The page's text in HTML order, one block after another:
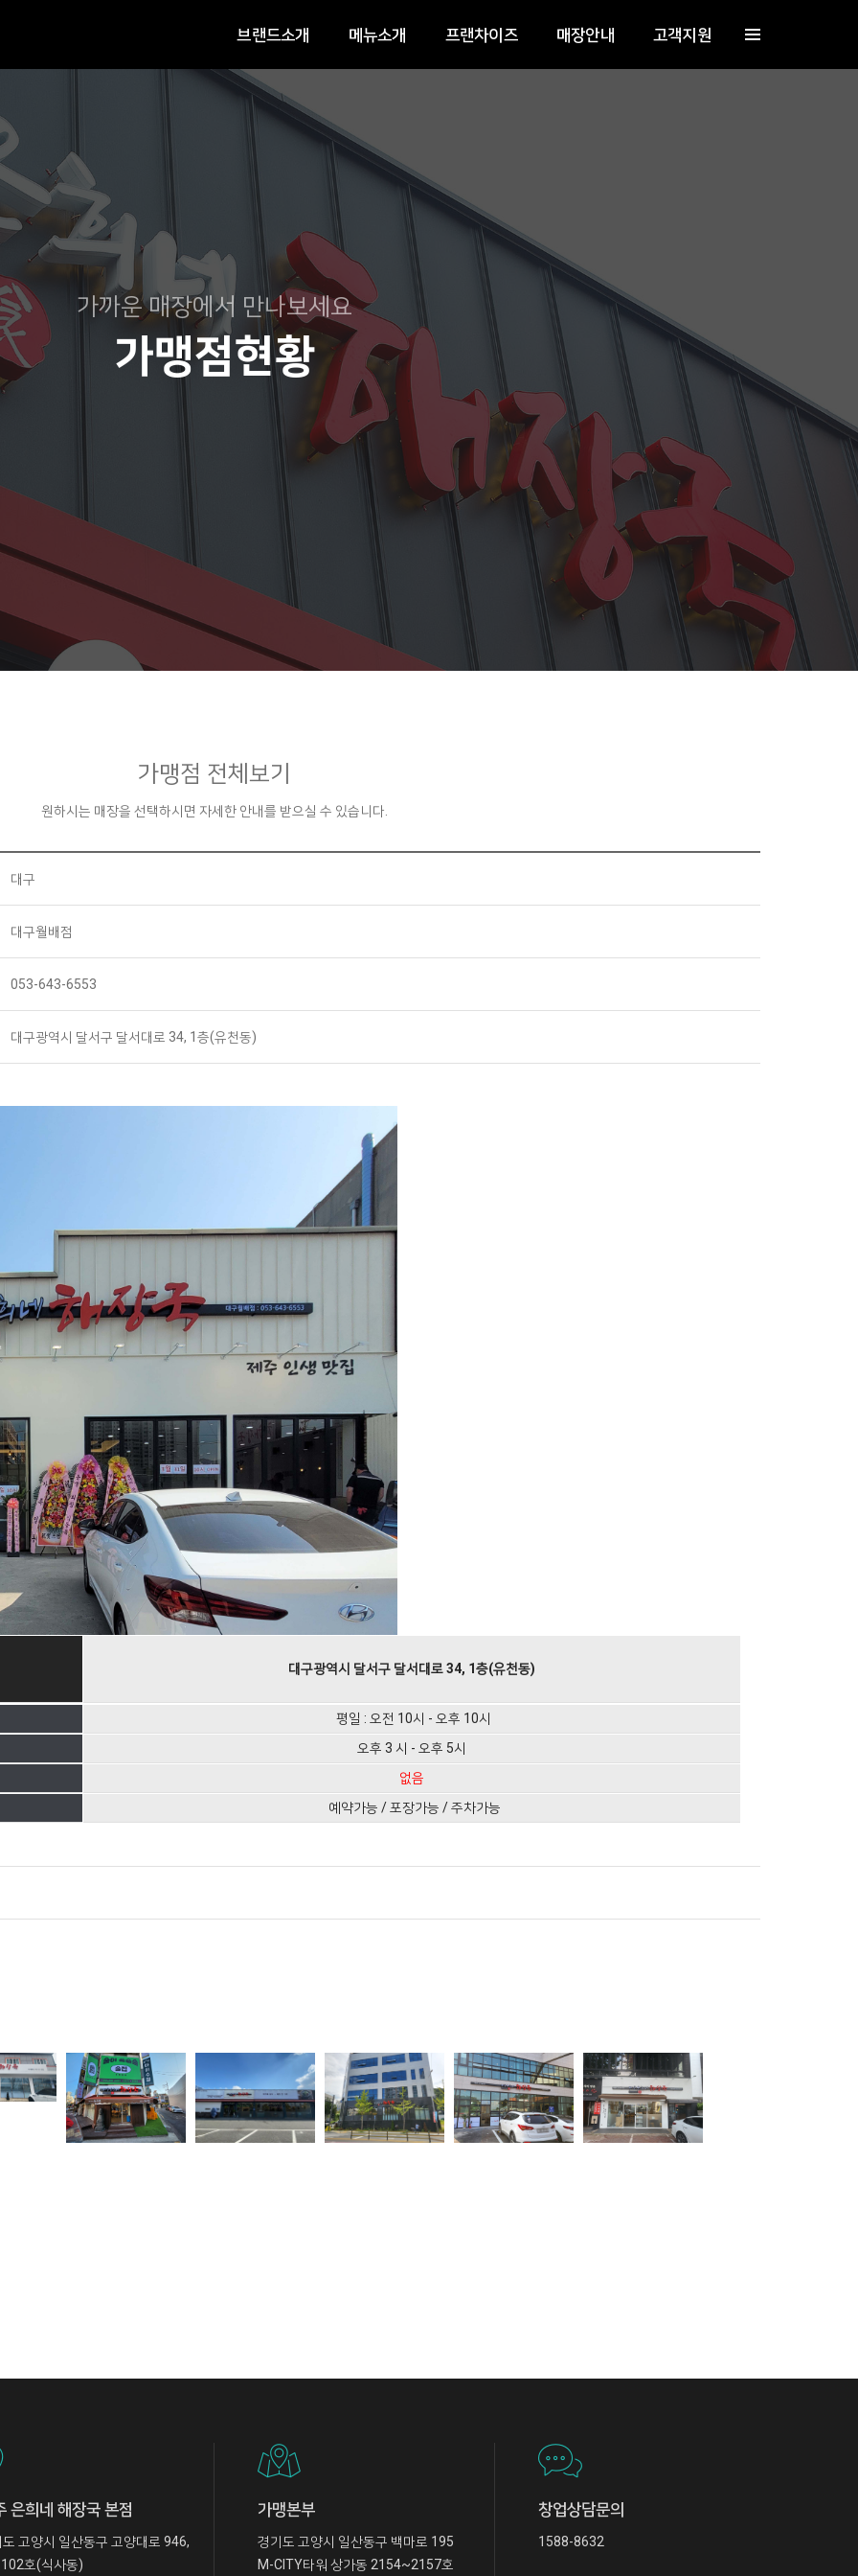
브랜드소개 메뉴소개 프랜차이즈 매장안내 고객지원
가까운 매장에서 만나보세요
가맹점현황
가맹점 전체보기
원하시는 매장을 선택하시면 자세한 안내를 받으실 수 있습니다.
대구
대구월배점
053-643-6553
대구광역시 달서구 달서대로 34, 1층(유천동)
대구광역시 달서구 달서대로 34, 1층(유천동)
평일 : 오전 10시 - 오후 10시
오후 3 시 - 오후 5시
없음
예약가능 / 포장가능 / 주차가능
은희네 해장국 본점
고양시 일산동구 고양대로 946,
호(식사동)
가맹본부
경기도 고양시 일산동구 백마로 195
M-CITY타워 상가동 2154~2157호
창업상담문의
1588-8632